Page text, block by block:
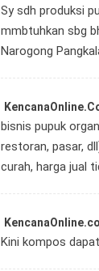
Sy sdh produksi
mmbtuhkan sbg
Narogong
bisnis pupuk
restoran, pasar,
curah, harga jual
Kini kompos